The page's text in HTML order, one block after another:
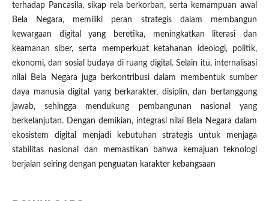
terhadap Pancasila, sikap rela berkorban, serta kemampuan awal
Bela Negara, memiliki peran strategis dalam membangun
kewargaan digital yang beretika, meningkatkan literasi dan
keamanan siber, serta memperkuat ketahanan ideologi, politik,
ekonomi, dan sosial budaya di ruang digital. Selain itu, internalisasi
nilai Bela Negara juga berkontribusi dalam membentuk sumber
daya manusia digital yang berkarakter, disiplin, dan bertanggung
jawab, sehingga mendukung pembangunan nasional yang
berkelanjutan. Dengan demikian, integrasi nilai Bela Negara dalam
ekosistem digital menjadi kebutuhan strategis untuk menjaga
stabilitas nasional dan memastikan bahwa kemajuan teknologi
berjalan seiring dengan penguatan karakter kebangsaan